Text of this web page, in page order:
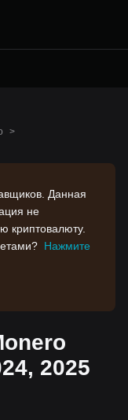
>
Данная
не
криптовалюту.
Нажмите
2025